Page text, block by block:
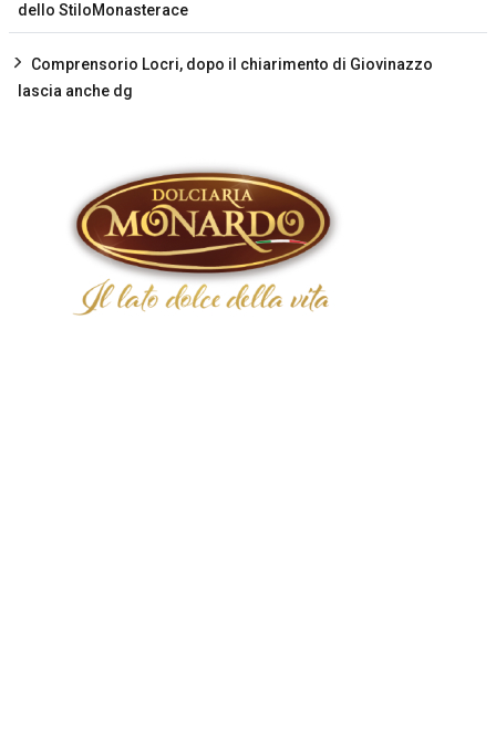
dello StiloMonasterace
Comprensorio Locri, dopo il chiarimento di Giovinazzo
lascia anche dg